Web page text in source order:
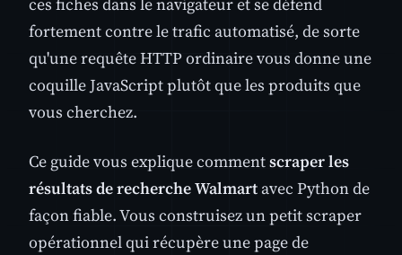
fortement contre le trafic automatisé, de sorte
qu'une requête HTTP ordinaire vous donne une
coquille JavaScript plutôt que les produits que
vous cherchez.
Ce guide vous explique commentscraper les
résultats de recherche Walmart avec Python de
façon fiable. Vous construisez un petit scraper
opérationnel qui récupère une page de